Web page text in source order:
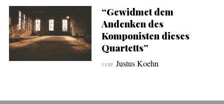
“Gewidmet dem
Andenken des
Komponisten dieses
Quartetts”
von Justus Koehn